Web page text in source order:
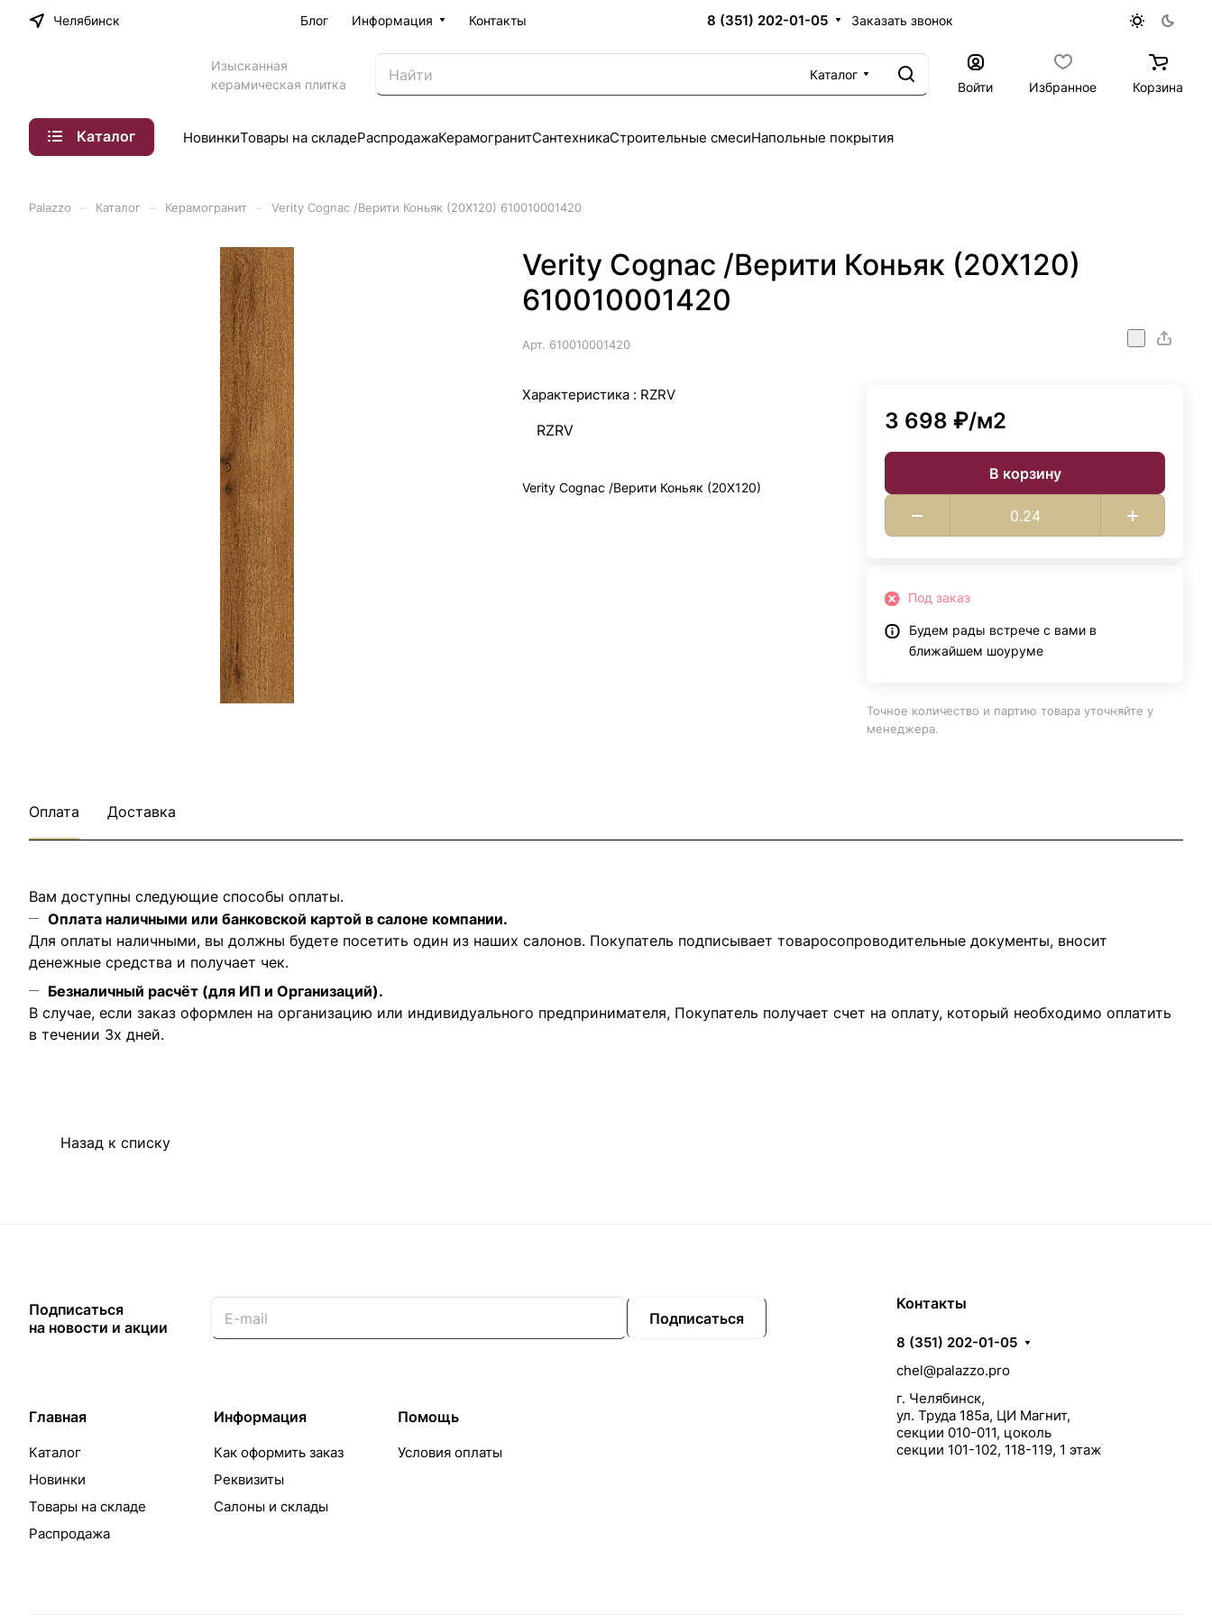
Челябинск Блог Информация Контакты 8 (351) 202-01-05 Заказать звонок
Изысканная
керамическая плитка
Каталог
Войти
Избранное Корзина
Каталог НовинкиТовары на складеРаспродажаКерамогранитСантехникаСтроительные смесиНапольные покрытия
Palazzo Каталог Керамогранит Verity Cognac /Верити Коньяк (20X120) 610010001420
Verity Cognac /Верити Коньяк (20X120)
610010001420
Арт. 610010001420
Характеристика : RZRV
RZRV
Verity Cognac /Верити Коньяк (20X120)
3 698 ₽/м2
В корзину
Под заказ
Будем рады встрече с вами в
ближайшем шоуруме
Точное количество и партию товара уточняйте у
менеджера.
Оплата Доставка
Вам доступны следующие способы оплаты.
Оплата наличными или банковской картой в салоне компании.
Для оплаты наличными, вы должны будете посетить один из наших салонов. Покупатель подписывает товаросопроводительные документы, вносит
денежные средства и получает чек.
Безналичный расчёт (для ИП и Организаций).
В случае, если заказ оформлен на организацию или индивидуального предпринимателя, Покупатель получает счет на оплату, который необходимо оплатить
в течении 3х дней.
Назад к списку
Подписаться
на новости и акции
Подписаться
Главная
Каталог
Новинки
Товары на складе
Распродажа
Информация
Как оформить заказ
Реквизиты
Салоны и склады
Помощь
Условия оплаты
Контакты
8 (351) 202-01-05
chel@palazzo.pro
г. Челябинск,
ул. Труда 185а, ЦИ Магнит,
секции 010-011, цоколь
секции 101-102, 118-119, 1 этаж